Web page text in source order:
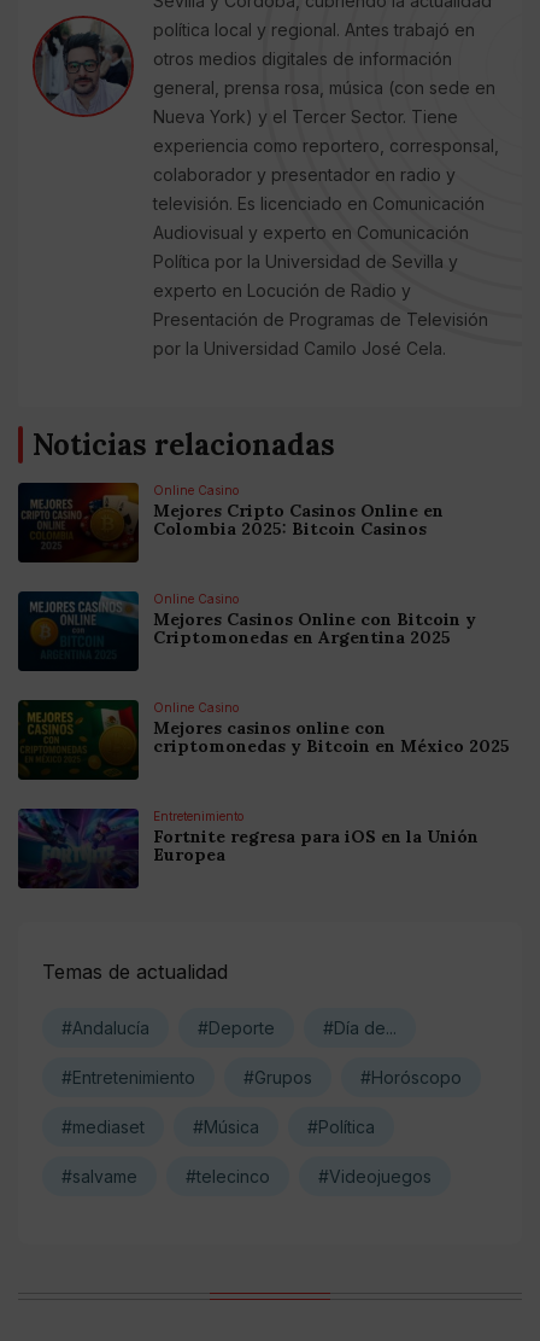
política local y regional. Antes trabajó en
otros medios digitales de información
general, prensa rosa, música (con sede en
Nueva York) y el Tercer Sector. Tiene
experiencia como reportero, corresponsal,
colaborador y presentador en radio y
televisión. Es licenciado en Comunicación
Audiovisual y experto en Comunicación
Política por la Universidad de Sevilla y
experto en Locución de Radio y
Presentación de Programas de Televisión
por la Universidad Camilo José Cela.
Noticias relacionadas
Online Casino
Mejores Cripto Casinos Online en
Colombia 2025: Bitcoin Casinos
Online Casino
Mejores Casinos Online con Bitcoin y
Criptomonedas en Argentina 2025
Online Casino
Mejores casinos online con
criptomonedas y Bitcoin en México 2025
Entretenimiento
Fortnite regresa para iOS en la Unión
Europea
Temas de actualidad
#Andalucía #Deporte #Día de...
#Entretenimiento #Grupos #Horóscopo
#mediaset #Música #Política
#salvame #telecinco #Videojuegos